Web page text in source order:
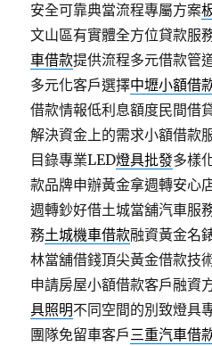
安全可靠典當流程專屬方案
文山區有實體全方位貸款服
車借款提供流程多元借款管
多元化客戶選擇中壢小額借
借款情報低利息額度民間借
解決資金上的需求小額借款
目錄專業LED燈具批發多樣
款品牌申辦黃金拿週轉安心
週轉鈔好借土城當舖汽車服
務土城機車借款融資黃金名
林當舖借錢頂尖黃金借款技
申請房屋小額借款客戶融資
具照明不同空間的別致燈具
團隊免留車客戶三重汽車借